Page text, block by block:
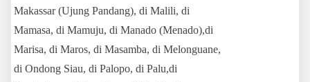
Makassar (Ujung Pandang), di Malili, di
Mamasa, di Mamuju, di Manado (Menado),di
Marisa, di Maros, di Masamba, di Melonguane,
di Ondong Siau, di Palopo, di Palu,di